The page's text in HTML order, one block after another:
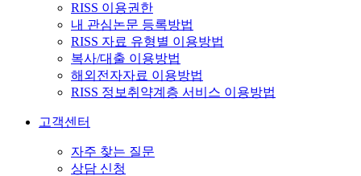
RISS 이용권한
내 관심논문 등록방법
RISS 자료 유형별 이용방법
복사/대출 이용방법
해외전자자료 이용방법
RISS 정보취약계층 서비스 이용방법
고객센터
자주 찾는 질문
상담 신청